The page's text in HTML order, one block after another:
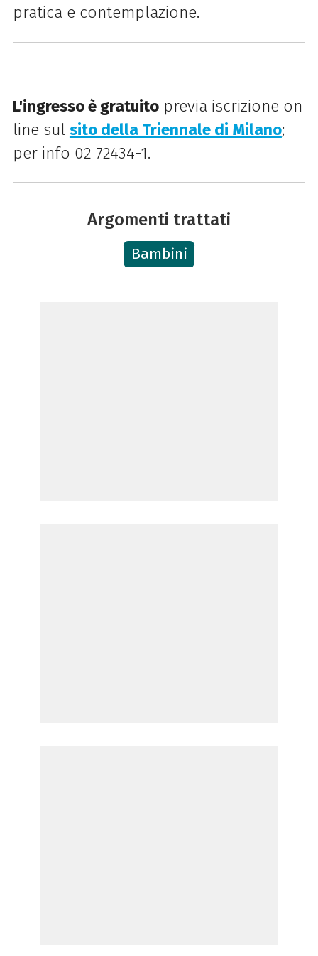
pratica e contemplazione.
L'ingresso è gratuitoprevia iscrizione on
line sul sito della Triennale di Milano;
per info 02 72434-1.
Argomenti trattati
Bambini